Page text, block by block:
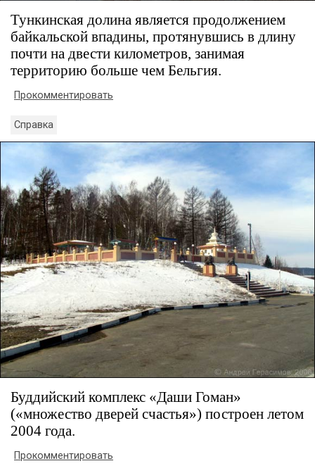
Тункинская долина является продолжением
байкальской впадины, протянувшись в длину
почти на двести километров, занимая
территорию больше чем Бельгия.
Прокомментировать
Справка
Буддийский комплекс «Даши Гоман»
(«множество дверей счастья») построен летом
2004 года.
Прокомментировать